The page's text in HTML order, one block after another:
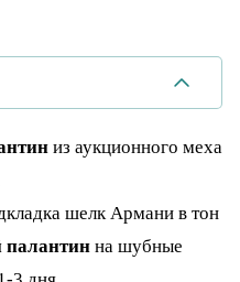
из аукционного меха
шелк Армани в тон
палантин на шубные